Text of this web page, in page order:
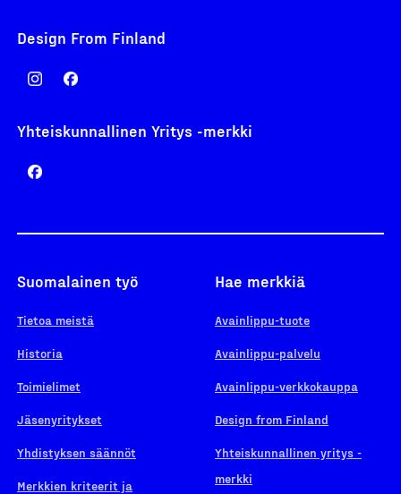
Design From Finland
Yhteiskunnallinen Yritys -merkki
Suomalainen työ
Tietoa meistä
Historia
Toimielimet
Jäsenyritykset
Yhdistyksen säännöt
Merkkien kriteerit ja
Hae merkkiä
Avainlippu-tuote
Avainlippu-palvelu
Avainlippu-verkkokauppa
Design from Finland
Yhteiskunnallinen yritys -
merkki